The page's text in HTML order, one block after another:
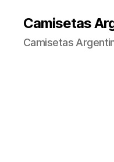
Camisetas
Camisetas